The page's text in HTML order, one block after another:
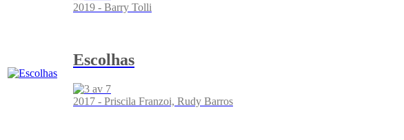
2019 - Barry Tolli
Escolhas
2017 - Priscila Franzoi, Rudy Barros